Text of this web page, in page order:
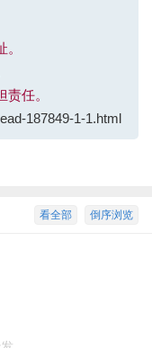
任。
187849-1-1.html
倒序浏览
看全部